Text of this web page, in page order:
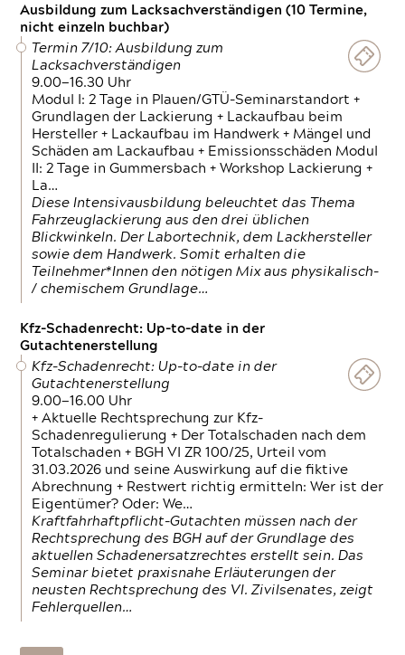
Ausbildung zum Lacksachverständigen (10 Termine,
nicht einzeln buchbar)
Termin 7/10: Ausbildung zum
Lacksachverständigen
9.00—16.30 Uhr
Modul I: 2 Tage in Plauen/GTÜ-Seminarstandort +
Grundlagen der Lackierung + Lackaufbau beim
Hersteller + Lackaufbau im Handwerk + Mängel und
Schäden am Lackaufbau + Emissionsschäden Modul
II: 2 Tage in Gummersbach + Workshop Lackierung +
La…
Diese Intensivausbildung beleuchtet das Thema
Fahrzeuglackierung aus den drei üblichen
Blickwinkeln. Der Labortechnik, dem Lackhersteller
sowie dem Handwerk. Somit erhalten die
Teilnehmer*Innen den nötigen Mix aus physikalisch-
/ chemischem Grundlage…
Kfz-Schadenrecht: Up-to-date in der
Gutachtenerstellung
Kfz-Schadenrecht: Up-to-date in der
Gutachtenerstellung
9.00—16.00 Uhr
+ Aktuelle Rechtsprechung zur Kfz-
Schadenregulierung + Der Totalschaden nach dem
Totalschaden + BGH VI ZR 100/25, Urteil vom
31.03.2026 und seine Auswirkung auf die fiktive
Abrechnung + Restwert richtig ermitteln: Wer ist der
Eigentümer? Oder: We…
Kraftfahrhaftpflicht-Gutachten müssen nach der
Rechtsprechung des BGH auf der Grundlage des
aktuellen Schadenersatzrechtes erstellt sein. Das
Seminar bietet praxisnahe Erläuterungen der
neusten Rechtsprechung des VI. Zivilsenates, zeigt
Fehlerquellen…